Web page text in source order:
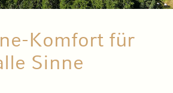
Komfort für
Sinne